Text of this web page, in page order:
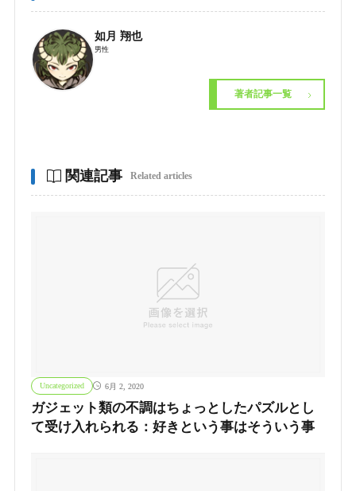
如月 翔也
男性
著者記事一覧
関連記事 Related articles
Uncategorized 6月 2, 2020
ガジェット類の不調はちょっとしたパズルとし
て受け入れられる：好きという事はそういう事